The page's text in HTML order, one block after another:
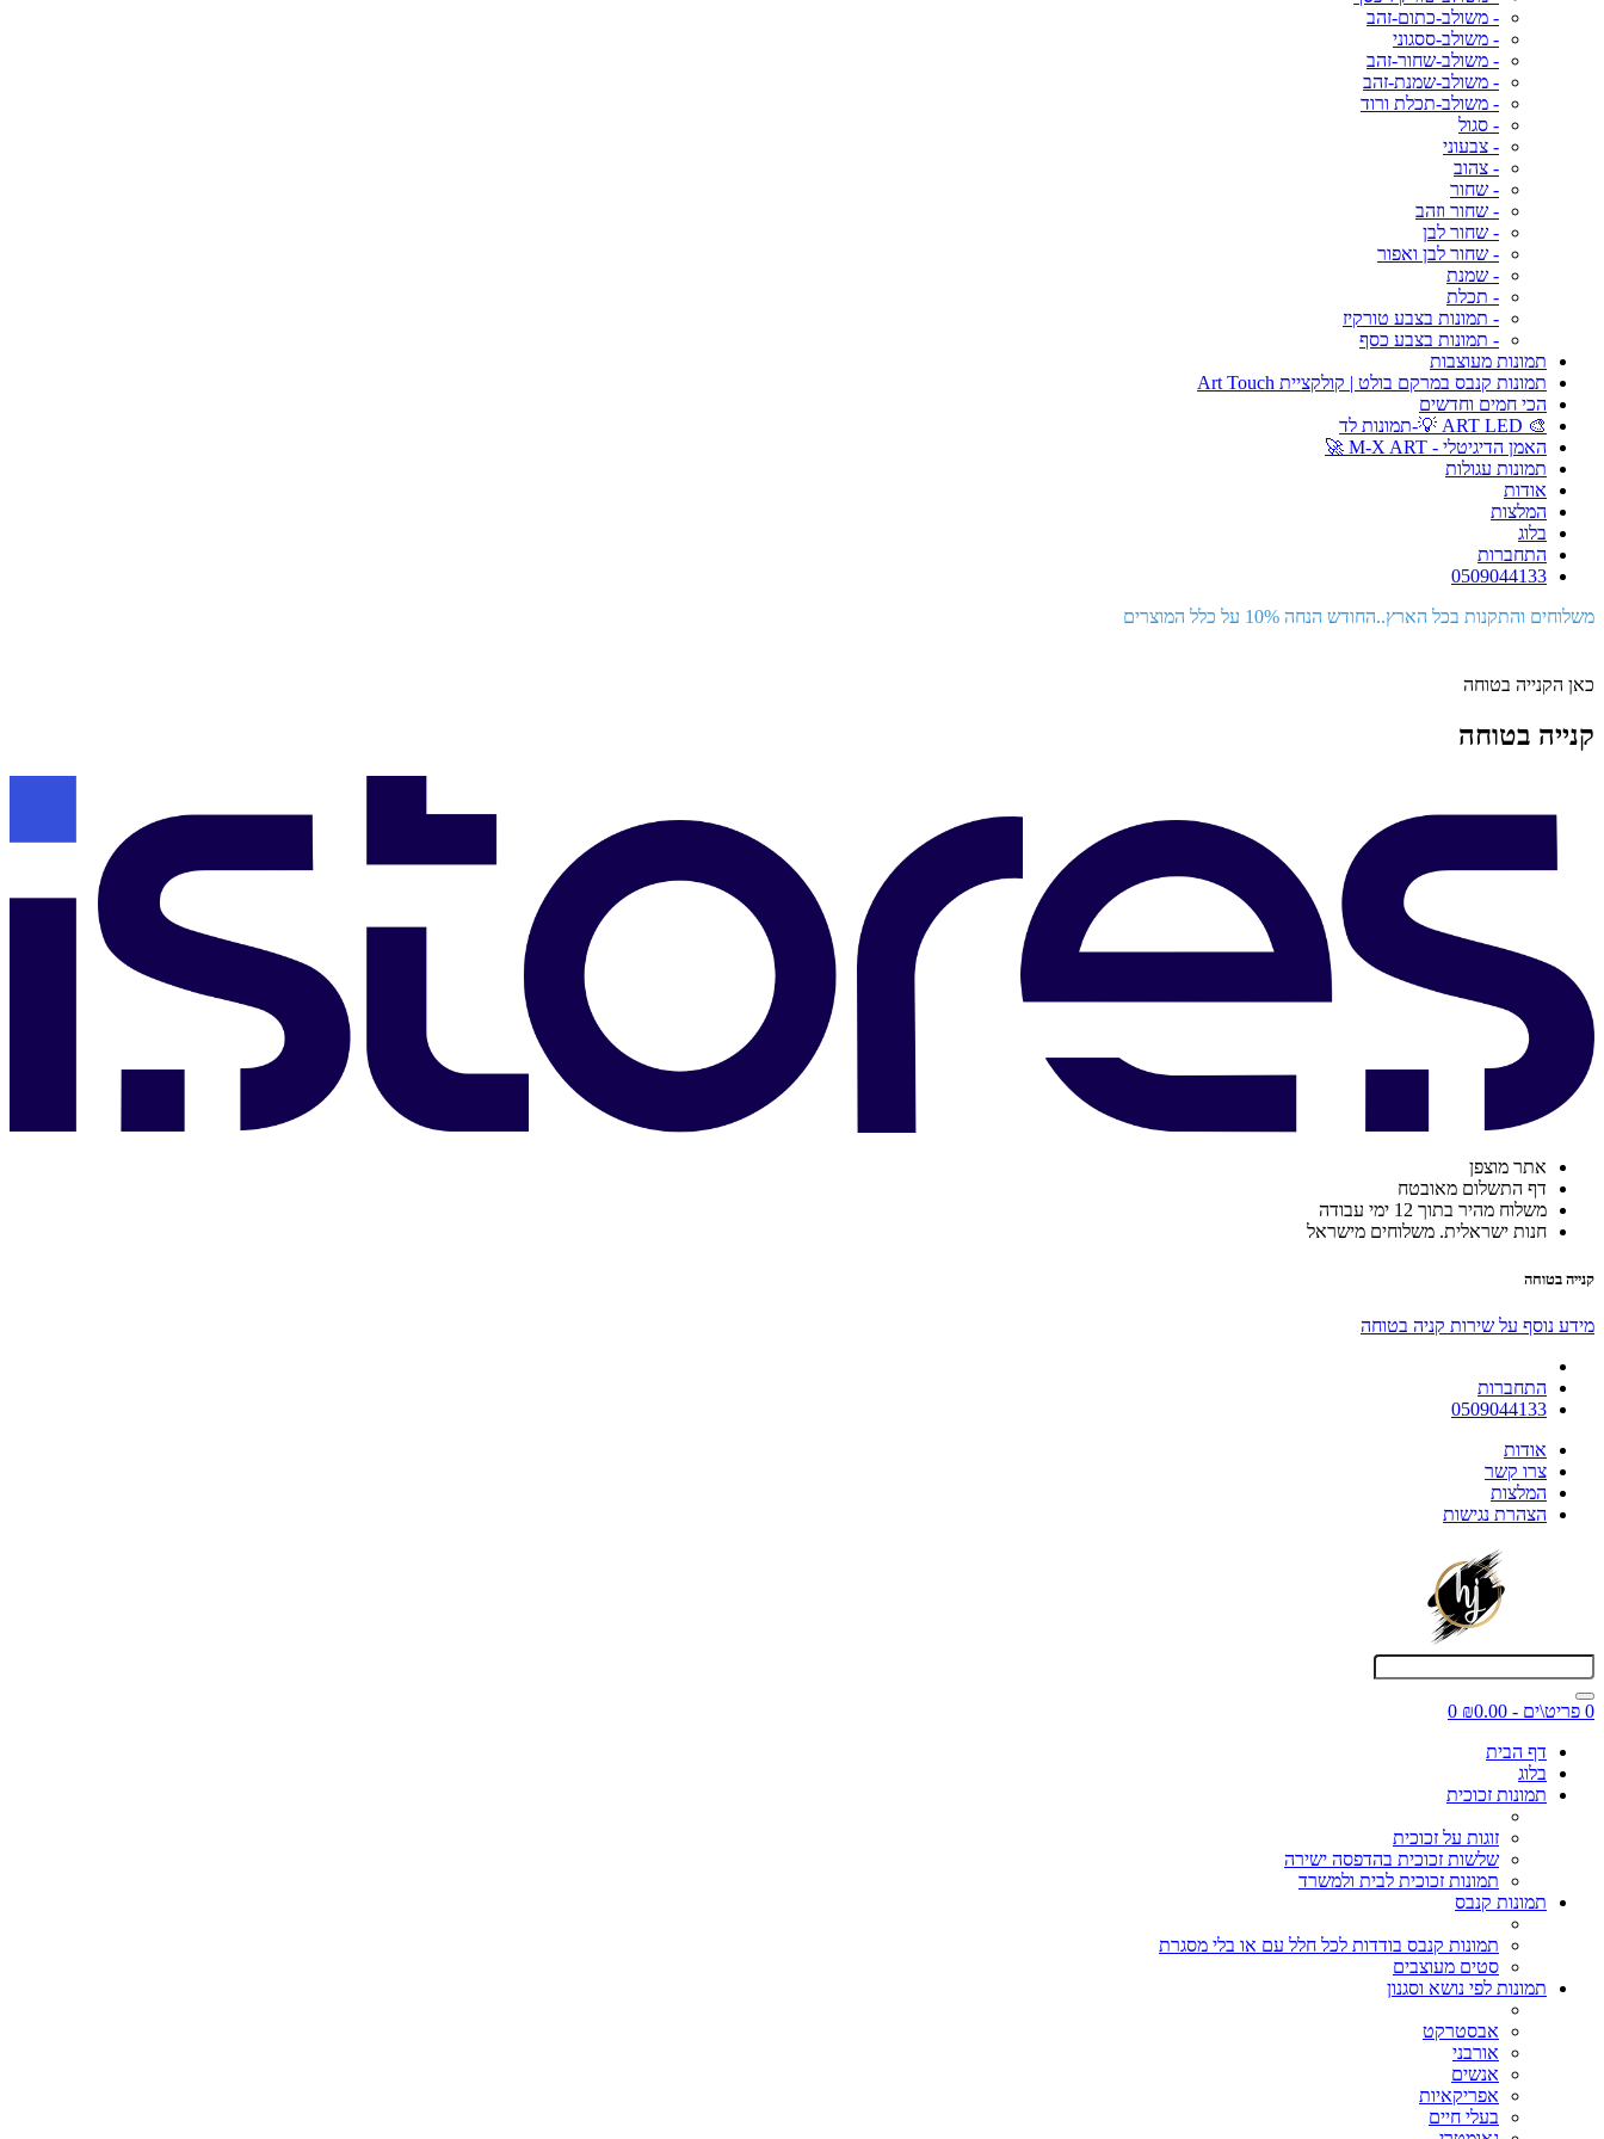
- משולב-כתום-זהב
- משולב-ססגוני
- משולב-שחור-זהב
- משולב-שמנת-זהב
- משולב-תכלת ורוד
- סגול
- צבעוני
- צהוב
- שחור
- שחור וזהב
- שחור לבן
- שחור לבן ואפור
- שמנת
- תכלת
- תמונות בצבע טורקיז
- תמונות בצבע כסף
תמונות מעוצבות
תמונות קנבס במרקם בולט | קולקציית Art Touch
הכי חמים וחדשים
🎨 ART LED 💡-תמונות לד
האמן הדיגיטלי - M-X ART 🚀
תמונות עגולות
אודות
המלצות
בלוג
התחברות
0509044133
משלוחים והתקנות בכל הארץ..החודש הנחה 10% על כלל המוצרים
כאן הקנייה בטוחה
קנייה בטוחה
אתר מוצפן
דף התשלום מאובטח
משלוח מהיר בתוך 12 ימי עבודה
חנות ישראלית. משלוחים מישראל
קנייה בטוחה
מידע נוסף על שירות קניה בטוחה
התחברות
0509044133
אודות
צרו קשר
המלצות
הצהרת נגישות
0 פריט\ים - ₪0.00
0
דף הבית
בלוג
תמונות זכוכית
זוגות על זכוכית
שלשות זכוכית בהדפסה ישירה
תמונות זכוכית לבית ולמשרד
תמונות קנבס
תמונות קנבס בודדות לכל חלל עם או בלי מסגרת
סטים מעוצבים
תמונות לפי נושא וסגנון
אבסטרקט
אורבני
אנשים
אפריקאיות
בעלי חיים